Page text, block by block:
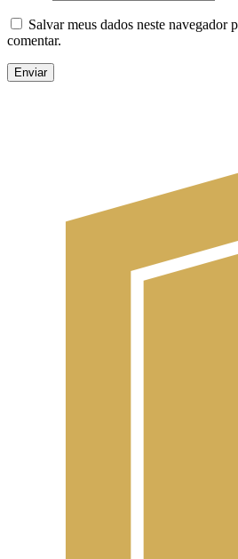
Salvar meus dados neste navegador
comentar.
Enviar